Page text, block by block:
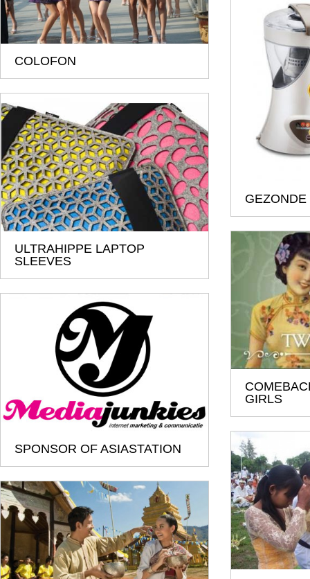
COLOFON
ULTRAHIPPE LAPTOP
SLEEVES
GIRLS
SPONSOR OF ASIASTATION